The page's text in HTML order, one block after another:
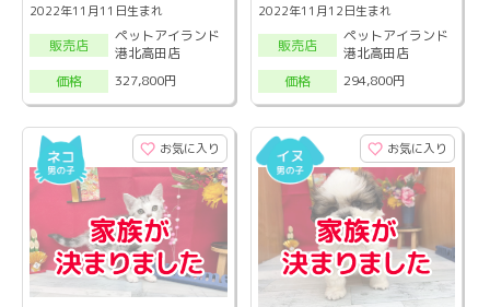
2022年11月11日生まれ
販売店
ペットアイランド
港北高田店
価格
327,800円
2022年11月12日生まれ
販売店
ペットアイランド
港北高田店
価格
294,800円
お気に入り お気に入り